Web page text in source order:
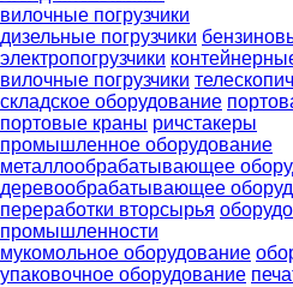
вилочные погрузчики
дизельные погрузчики
электропогрузчики
вилочные погрузчики
складское оборудование
портовые краны ричстакеры
промышленное оборудование
металлообрабатывающее
деревообрабатывающее
переработки вторсырья
промышленности
мукомольное оборудование
упаковочное оборудование